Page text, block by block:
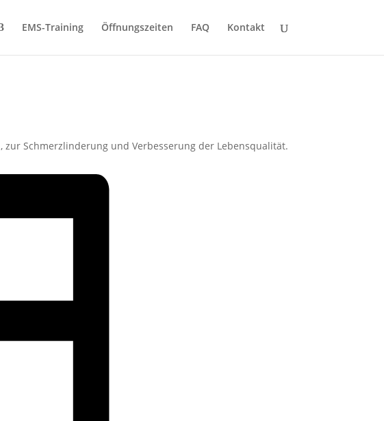
EMS-Training Öffnungszeiten FAQ Kontakt
Schmerzlinderung und Verbesserung der Lebensqualität.